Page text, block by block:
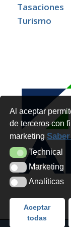
Al aceptar
de terceros con
marketing
TechnicalTechnical
MarketingMarketing
AnalíticasAnalíticas
Aceptar
todas
Tasaciones
Turismo